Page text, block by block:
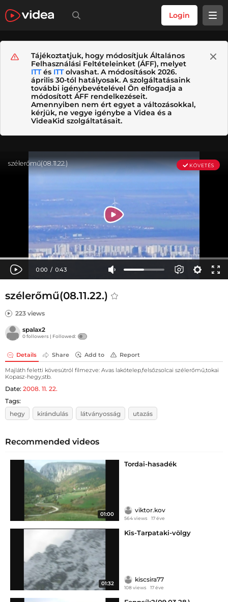
Login
Tájékoztatjuk, hogy módosítjuk Általános
Felhasználási Feltételeinket (ÁFF), melyet
ITTés ITTolvashat. A módosítások 2026.
április 30-tól hatályosak. A szolgáltatásaink
további igénybevételével Ön elfogadja a
módosított ÁFF rendelkezéseit.
Amennyiben nem ért egyet a változásokkal,
kérjük, ne vegye igénybe a Videa és a
VideaKid szolgáltatásait.
szélerőmű(08.11.22.)
223 views
spalax2
0 followers | Followed:
Details Share Add to Report
Majláth feletti kövesútról filmezve: Avas lakótelep,felsőzsolcai szélerőmű,tokai
Kopasz-hegy,stb.
Date: 2008. 11. 22.
Tags:
hegy
kirándulás látványosság utazás
Recommended videos
01:00
Tordai-hasadék
viktor.kov
564 views 17 éve
01:32
Kis-Tarpataki-völgy
kiscsira77
108 views 17 éve